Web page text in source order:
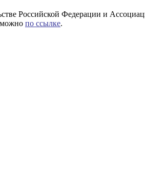
Российской Федерации и
можно по ссылке.